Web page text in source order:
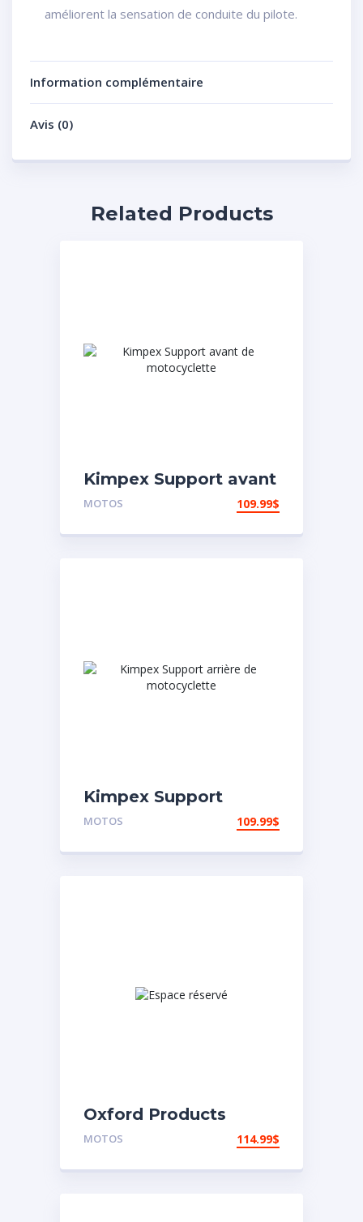
améliorent la sensation de conduite du pilote.
Information complémentaire
Avis (0)
Related Products
Kimpex Support avant
de motocyclette
MOTOS 109.99$
Kimpex Support
arrière de
MOTOS 109.99$
Oxford Products
Coffre arrière
MOTOS 114.99$